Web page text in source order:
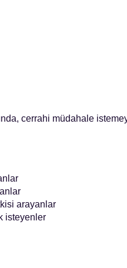
cerrahi müdahale
arayanlar
isteyenler